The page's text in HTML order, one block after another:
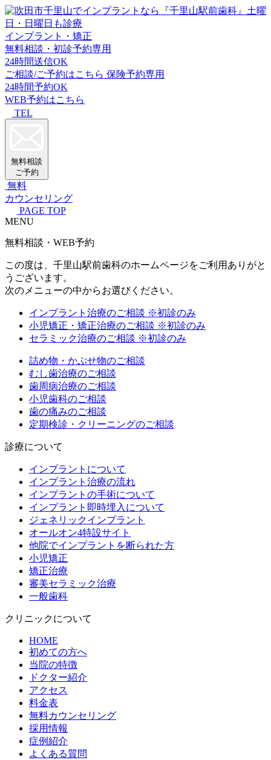
インプラント・矯正
無料相談・初診予約専用
24時間送信OK
ご相談/ご予約はこちら 保険予約専用
24時間予約OK
WEB予約はこちら
TEL
無料相談
ご予約
無料
カウンセリング
PAGE TOP
MENU
無料相談・WEB予約
この度は、千里山駅前歯科のホームページをご利用ありがと
うございます。
次のメニューの中からお選びください。
インプラント治療のご相談 ※初診のみ
小児矯正・矯正治療のご相談 ※初診のみ
セラミック治療のご相談 ※初診のみ
詰め物・かぶせ物のご相談
むし歯治療のご相談
歯周病治療のご相談
小児歯科のご相談
歯の痛みのご相談
定期検診・クリーニングのご相談
診療について
インプラントについて
インプラント治療の流れ
インプラントの手術について
インプラント即時埋入について
ジェネリックインプラント
オールオン4特設サイト
他院でインプラントを断られた方
小児矯正
矯正治療
審美セラミック治療
一般歯科
クリニックについて
HOME
初めての方へ
当院の特徴
ドクター紹介
アクセス
料金表
無料カウンセリング
採用情報
症例紹介
よくある質問